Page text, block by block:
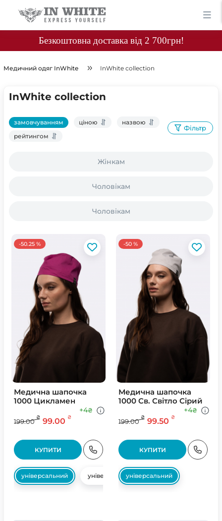
Безкоштовна доставка від 2 700грн!
Медичний одяг InWhite InWhite collection
InWhite collection
замовчуванням ціною
назвою
рейтингом
Фільтр
Жінкам
Чоловікам
Чоловікам
-50.25 %
Медична шапочка
1000 Цикламен
199.00
₴ 99.00 ₴
+4₴
КУПИТИ
універсальний універсальний
-50 %
Медична шапочка
1000 Св. Свiтло Сiрий
199.00
₴ 99.50 ₴
+4₴
КУПИТИ
універсальний